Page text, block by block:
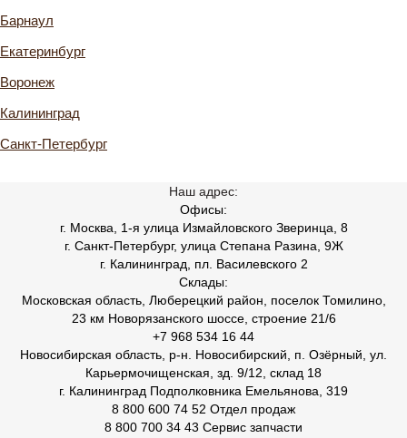
Барнаул
Екатеринбург
Воронеж
Калининград
Санкт-Петербург
Наш адрес:
Офисы:
г. Москва, 1-я улица Измайловского Зверинца, 8
г. Санкт-Петербург, улица Степана Разина, 9Ж
г. Калининград, пл. Василевского 2
Склады:
Московская область, Люберецкий район, поселок Томилино,
23 км Новорязанского шоссе, строение 21/6
+7 968 534 16 44
Новосибирская область, р-н. Новосибирский, п. Озёрный, ул.
Карьермочищенская, зд. 9/12, склад 18
г. Калининград Подполковника Емельянова, 319
8 800 600 74 52 Отдел продаж
8 800 700 34 43 Сервис запчасти